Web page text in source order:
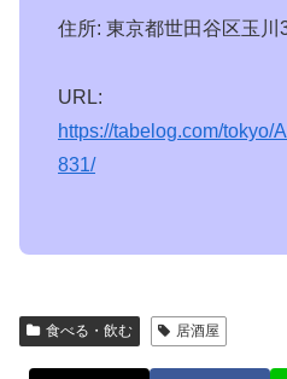
住所: 東京都世田谷区玉川
URL:
https://tabelog.com/tokyo/
831/
食べる・飲む 居酒屋